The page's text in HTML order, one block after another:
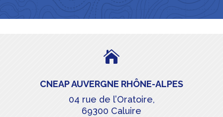

CNEAP AUVERGNE RHÔNE-ALPES
04 rue de l’Oratoire,
69300 Caluire